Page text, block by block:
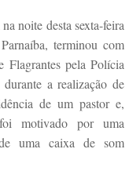
noite desta sexta-feira
terminou com
Flagrantes pela Polícia
a realização de
de um pastor e,
motivado por uma
uma caixa de som